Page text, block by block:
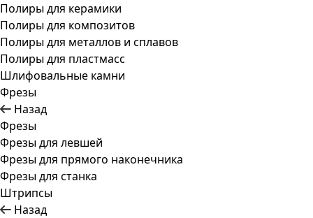
Полиры для керамики
Полиры для композитов
Полиры для металлов и сплавов
Полиры для пластмасс
Шлифовальные камни
Фрезы
Назад
Фрезы
Фрезы для левшей
Фрезы для прямого наконечника
Фрезы для станка
Штрипсы
Назад